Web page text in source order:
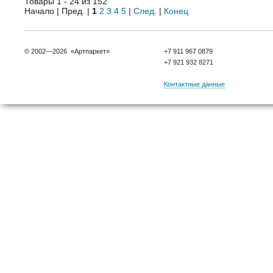
Начало | Пред. | 1 2 3 4 5 | След. | Конец
© 2002—2026 «Артпаркет»
+7 911 967 0879
+7 921 932 8271
Контактные данные